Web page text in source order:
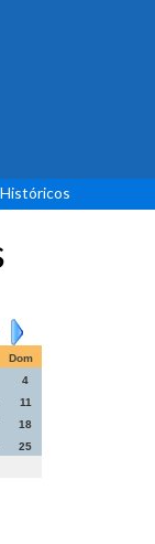
Dom
4
11
18
25